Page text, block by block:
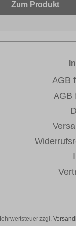
Zum Produkt
AGB
AGB
zzgl.